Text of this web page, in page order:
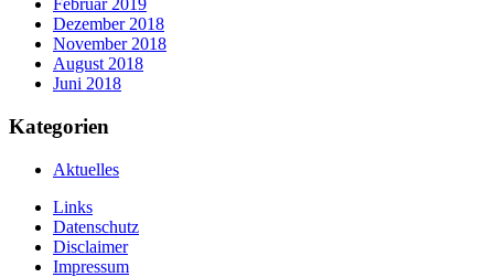
Februar 2019
Dezember 2018
November 2018
August 2018
Juni 2018
Kategorien
Aktuelles
Links
Datenschutz
Disclaimer
Impressum